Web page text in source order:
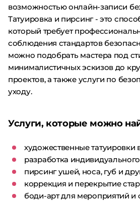
возможностью онлайн-записи
Татуировка и пирсинг - это
который требует
соблюдения стандартов
можно подобрать мастера под
минималистичных эскизов до
проектов, а также услуги по
уходу.
Услуги, которые можно
художественные татуировки
разработка
пирсинг ушей, носа, губ и
коррекция и перекрытие
боди-арт для мероприятий и